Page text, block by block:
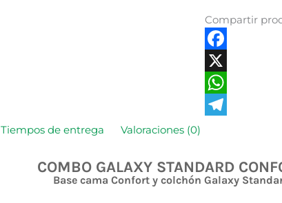
Compartir
Facebook
X
WhatsApp
Tiempos de entrega Valoraciones (0)
COMBO GALAXY STANDARD
Base cama Confort y colchón Galaxy